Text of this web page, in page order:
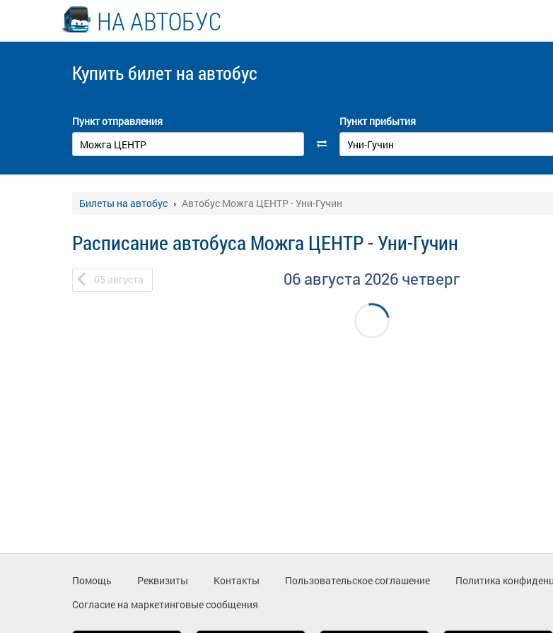
НА АВТОБУС
Купить билет на автобус
Пункт отправления Пункт прибытия
Билеты на автобус Автобус Можга ЦЕНТР - Уни-Гучин
Расписание автобуса Можга ЦЕНТР - Уни-Гучин
05 августа 06 августа 2026 четверг
Помощь Реквизиты Контакты Пользовательское соглашение
Политика
Согласие на маркетинговые сообщения